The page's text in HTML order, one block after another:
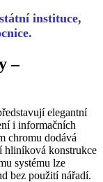
instituce,
–
elegantní
i informačních
chromu dodává
hliníková konstrukce
systému lze
bez použití nářadí.